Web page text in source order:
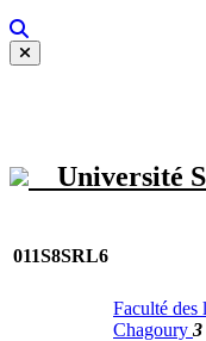
Université
011S8SRL6
Faculté des
Chagoury 3